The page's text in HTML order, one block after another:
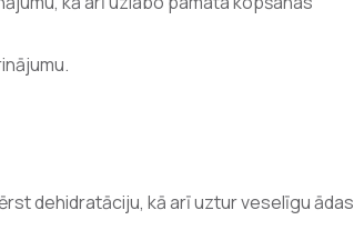
dehidratāciju, kā arī uztur veselīgu ādas